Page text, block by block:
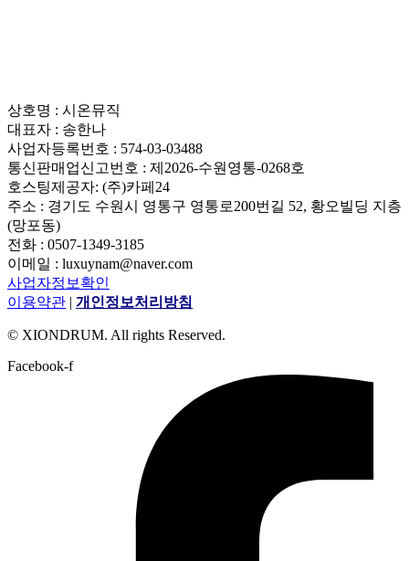
상호명 : 시온뮤직
대표자 : 송한나
사업자등록번호 : 574-03-03488
통신판매업신고번호 : 제2026-수원영통-0268호
호스팅제공자: (주)카페24
주소 : 경기도 수원시 영통구 영통로200번길 52, 황오빌딩 지층
(망포동)
전화 : 0507-1349-3185
이메일 : luxuynam@naver.com
사업자정보확인
이용약관 | 개인정보처리방침
© XIONDRUM. All rights Reserved.
Facebook-f